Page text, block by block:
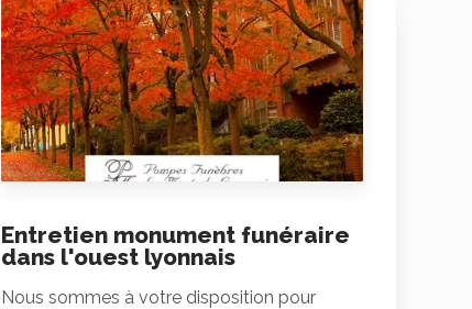
Entretien monument funéraire
dans l'ouest lyonnais
Nous sommes à votre disposition pour